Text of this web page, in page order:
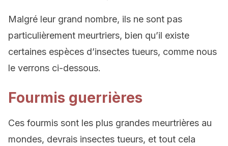
Malgré leur grand nombre, ils ne sont pas
particulièrement meurtriers, bien qu’il existe
certaines espèces d’insectes tueurs, comme nous
le verrons ci-dessous.
Fourmis guerrières
Ces fourmis sont les plus grandes meurtrières au
mondes, devrais insectes tueurs, et tout cela